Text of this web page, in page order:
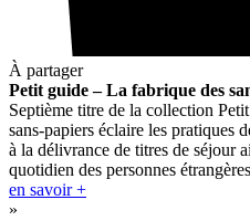
À partager
Petit guide – La fabrique des
Septième titre de la collection
sans-papiers éclaire les pratiques
à la délivrance de titres de séjour
quotidien des personnes
en savoir +
»